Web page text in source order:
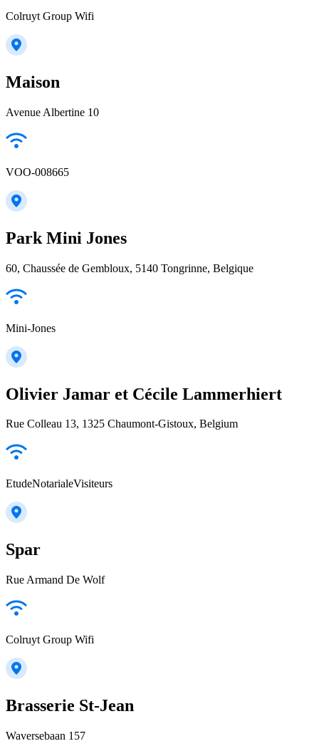
Colruyt Group Wifi
Maison
Avenue Albertine 10
VOO-008665
Park Mini Jones
60, Chaussée de Gembloux, 5140 Tongrinne, Belgique
Mini-Jones
Olivier Jamar et Cécile Lammerhiert
Rue Colleau 13, 1325 Chaumont-Gistoux, Belgium
EtudeNotarialeVisiteurs
Spar
Rue Armand De Wolf
Colruyt Group Wifi
Brasserie St-Jean
Waversebaan 157